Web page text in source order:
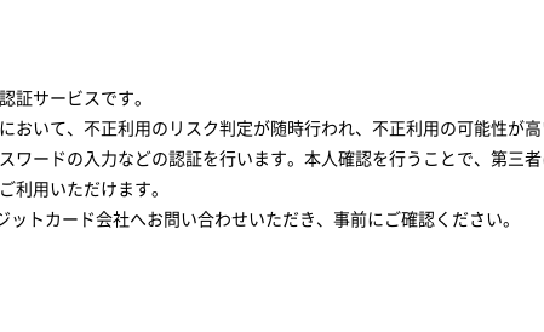
証サービスです。
おいて、不正利用のリスク判定が随時行われ、不正利用の可能性が
ワードの入力などの認証を行います。本人確認を行うことで、第三
利用いただけます。
トカード会社へお問い合わせいただき、事前にご確認ください。